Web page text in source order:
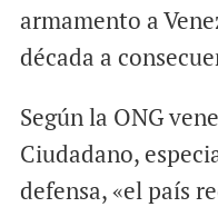
armamento a
década a
Según la ONG
Ciudadano,
defensa, «el país